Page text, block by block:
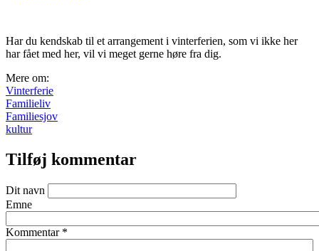
Har du kendskab til et arrangement i vinterferien, som vi ikke her
har fået med her, vil vi meget gerne høre fra dig.
Mere om:
Vinterferie
Familieliv
Familiesjov
kultur
Tilføj kommentar
Dit navn
Emne
Kommentar *